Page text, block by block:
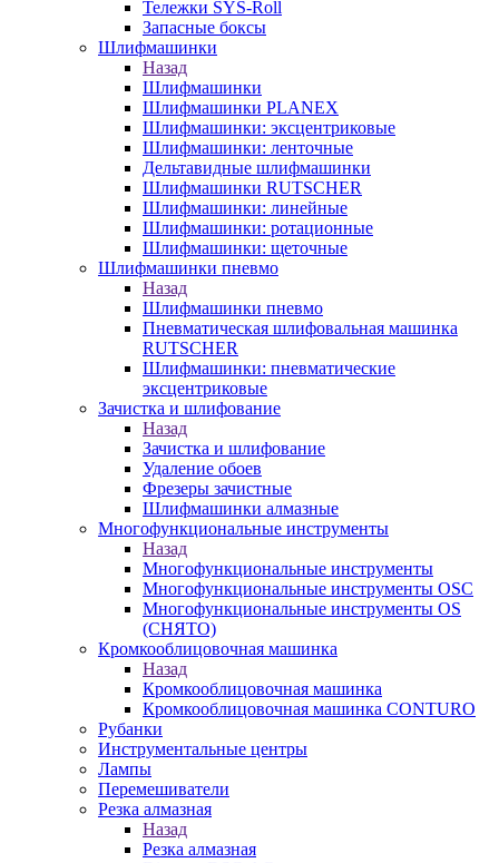
Тележки SYS-Roll
Запасные боксы
Шлифмашинки
Назад
Шлифмашинки
Шлифмашинки PLANEX
Шлифмашинки: эксцентриковые
Шлифмашинки: ленточные
Дельтавидные шлифмашинки
Шлифмашинки RUTSCHER
Шлифмашинки: линейные
Шлифмашинки: ротационные
Шлифмашинки: щеточные
Шлифмашинки пневмо
Назад
Шлифмашинки пневмо
Пневматическая шлифовальная машинка
RUTSCHER
Шлифмашинки: пневматические
эксцентриковые
Зачистка и шлифование
Назад
Зачистка и шлифование
Удаление обоев
Фрезеры зачистные
Шлифмашинки алмазные
Многофункциональные инструменты
Назад
Многофункциональные инструменты
Многофункциональные инструменты OSC
Многофункциональные инструменты OS
(СНЯТО)
Кромкооблицовочная машинка
Назад
Кромкооблицовочная машинка
Кромкооблицовочная машинка CONTURO
Рубанки
Инструментальные центры
Лампы
Перемешиватели
Резка алмазная
Назад
Резка алмазная